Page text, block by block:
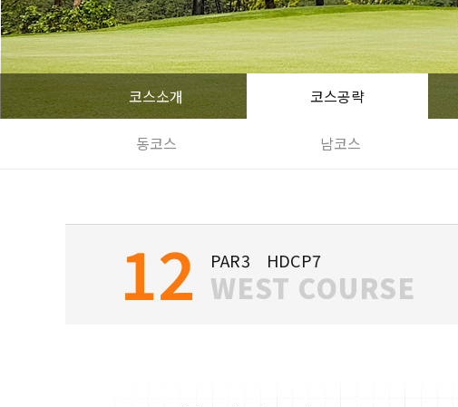
코스소개 코스공략
동코스 남코스
12 PAR3 HDCP7
WEST COURSE